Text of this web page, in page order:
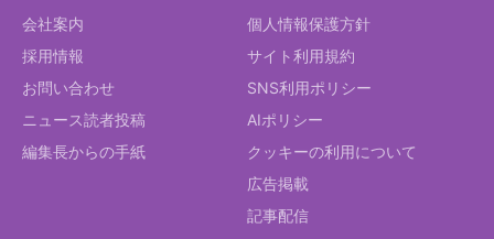
会社案内
採用情報
お問い合わせ
ニュース読者投稿
編集長からの手紙
個人情報保護方針
サイト利用規約
SNS利用ポリシー
AIポリシー
クッキーの利用について
広告掲載
記事配信